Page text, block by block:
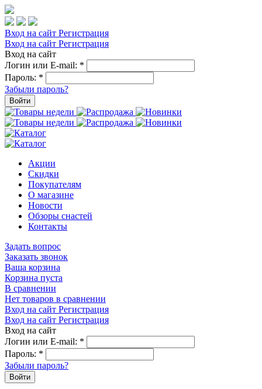
Вход на сайт Регистрация
Вход на сайт Регистрация
Вход на сайт
Логин или E-mail: *
Пароль: *
Забыли пароль?
Войти
Акции
Скидки
Покупателям
О магазине
Новости
Обзоры снастей
Контакты
Задать вопрос
Заказать звонок
Ваша корзина
Корзина пуста
В сравнении
Нет товаров в сравнении
Вход на сайт Регистрация
Вход на сайт Регистрация
Вход на сайт
Логин или E-mail: *
Пароль: *
Забыли пароль?
Войти